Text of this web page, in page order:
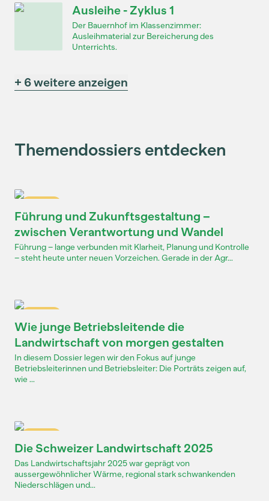
Ausleihe - Zyklus 1
Der Bauernhof im Klassenzimmer:
Ausleihmaterial zur Bereicherung des
Unterrichts.
+ 6 weitere anzeigen
Themendossiers entdecken
Führung und Zukunftsgestaltung –
zwischen Verantwortung und Wandel
Führung – lange verbunden mit Klarheit, Planung und Kontrolle
– steht heute unter neuen Vorzeichen. Gerade in der Agr...
Wie junge Betriebsleitende die
Landwirtschaft von morgen gestalten
In diesem Dossier legen wir den Fokus auf junge
Betriebsleiterinnen und Betriebsleiter: Die Porträts zeigen auf,
wie ...
Die Schweizer Landwirtschaft 2025
Das Landwirtschaftsjahr 2025 war geprägt von
aussergewöhnlicher Wärme, regional stark schwankenden
Niederschlägen und...